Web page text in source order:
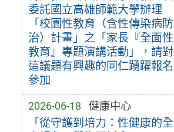
委託國立高雄師範大學辦理
「校園性教育（含性傳染病防
治）計畫」之「家長『全面性
教育』專題演講活動」，請對
這議題有興趣的同仁踴躍報名
參加
2026-06-18 健康中心
「從守護到培力：性健康的全